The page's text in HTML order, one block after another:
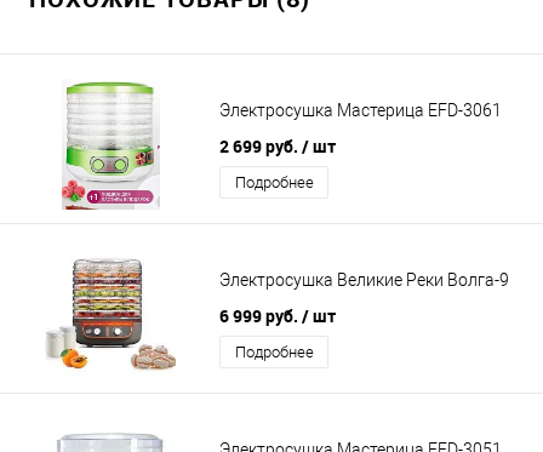
Электросушка Мастерица EFD-3061
2 699 руб. / шт
Подробнее
Электросушка Великие Реки Волга-9
6 999 руб. / шт
Подробнее